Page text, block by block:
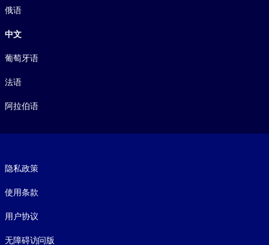
俄语
中文
葡萄牙语
法语
阿拉伯语
隐私政策
使用条款
用户协议
无障碍访问版